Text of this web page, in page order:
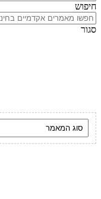
חיפוש
סגור